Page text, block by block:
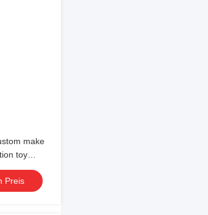
make
toy
Preis